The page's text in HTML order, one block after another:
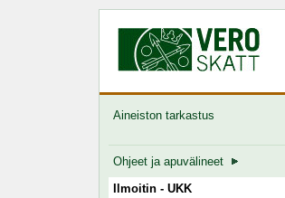
Aineiston tarkastus
Ohjeet ja apuvälineet
Ilmoitin - UKK